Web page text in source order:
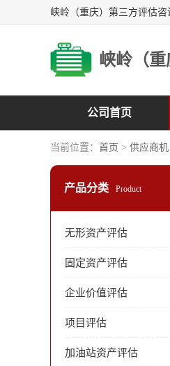
峡岭（
公司首页
当前位置： 首页 > 供应商机
产品分类 Product
无形资产评估
固定资产评估
企业价值评估
项目评估
加油站资产评估